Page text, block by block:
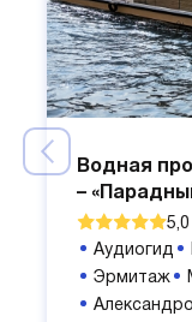
Водная
–
5,0
Аудиогид
Эрмитаж